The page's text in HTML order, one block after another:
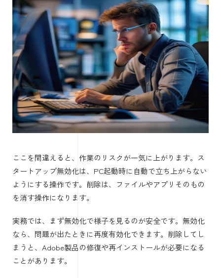
ここを間違えると、作業のリスクが一気に上がります。ス
タートアップ無効化は、PC起動時に自動で立ち上がらない
ようにする操作です。削除は、ファイルやアプリそのもの
を消す操作になります。
実務では、まず無効化で様子を見るのが安全です。無効化
なら、問題が出たときに再度有効化できます。削除してし
まうと、Adobe製品の修復や再インストールが必要になる
ことがあります。